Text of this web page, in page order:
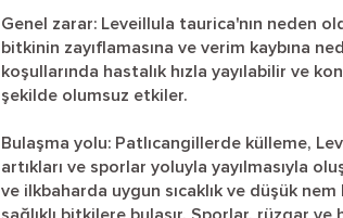
Genel zarar: Leveillula taurica'nın neden
bitkinin zayıflamasına ve verim kaybına
koşullarında hastalık hızla yayılabilir ve
şekilde olumsuz etkiler.
Bulaşma yolu: Patlıcangillerde külleme,
artıkları ve sporlar yoluyla yayılmasıyla
ve ilkbaharda uygun sıcaklık ve düşük